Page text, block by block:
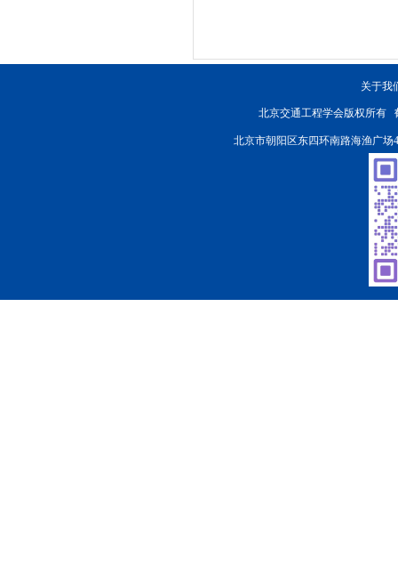
关于我
北京交通工程学会版权所有
北京市朝阳区东四环南路海渔广